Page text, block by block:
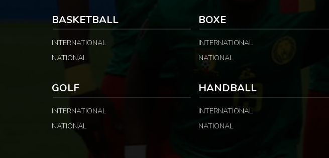
BASKETBALL
INTERNATIONAL
NATIONAL
BOXE
INTERNATIONAL
NATIONAL
GOLF
INTERNATIONAL
NATIONAL
HANDBALL
INTERNATIONAL
NATIONAL